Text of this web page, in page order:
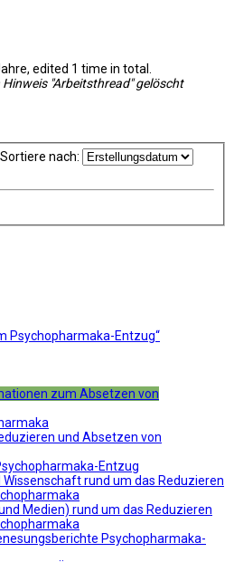
, edited 1 time in total.
"Arbeitsthread" gelöscht
Sortiere nach:
Psychopharmaka-Entzug“
zum Absetzen von
und Absetzen von
Entzug
rund um das Reduzieren
Medien) rund um das Reduzieren
Psychopharmaka-